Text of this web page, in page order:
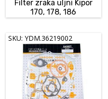
Filter zraka uljni Kipor
170, 178, 186
SKU: YDM.36219002